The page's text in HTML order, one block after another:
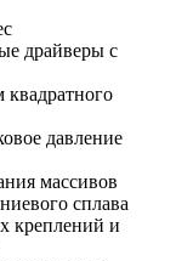
драйверы с
давление
массивов
сплава
креплений и